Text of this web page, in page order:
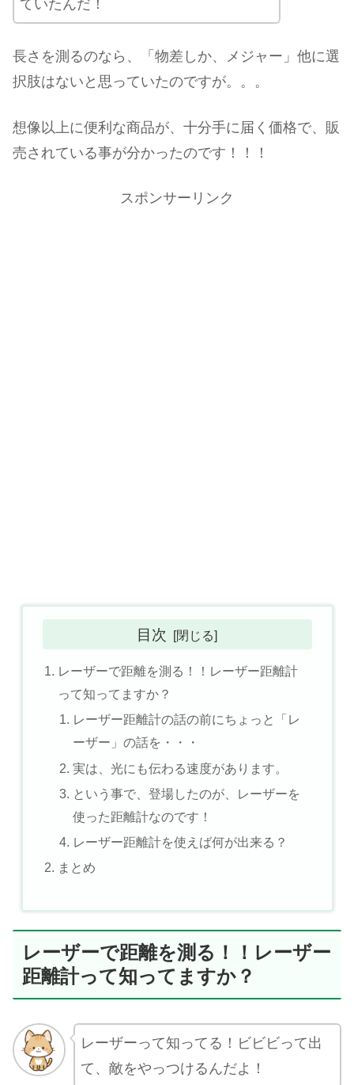
ていたんだ！
長さを測るのなら、「物差しか、メジャー」他に選
択肢はないと思っていたのですが。。。
想像以上に便利な商品が、十分手に届く価格で、販
売されている事が分かったのです！！！
スポンサーリンク
目次
レーザーで距離を測る！！レーザー距離計
って知ってますか？
レーザー距離計の話の前にちょっと「レ
ーザー」の話を・・・
実は、光にも伝わる速度があります。
という事で、登場したのが、レーザーを
使った距離計なのです！
レーザー距離計を使えば何が出来る？
まとめ
レーザーで距離を測る！！レーザー
距離計って知ってますか？
レーザーって知ってる！ビビビって出
て、敵をやっつけるんだよ！